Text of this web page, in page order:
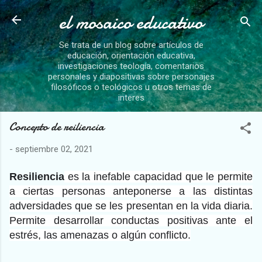
Ir al contenido principal
el mosaico educativo
Se trata de un blog sobre artículos de
educación, orientación educativa,
investigaciones teología, comentarios
personales y diapositivas sobre personajes
filosóficos o teológicos u otros temas de
interes
Concepto de reiliencia
- septiembre 02, 2021
Resiliencia es la inefable capacidad que le permite
a ciertas personas anteponerse a las distintas
adversidades que se les presentan en la vida diaria.
Permite desarrollar conductas positivas ante el
estrés, las amenazas o algún conflicto.